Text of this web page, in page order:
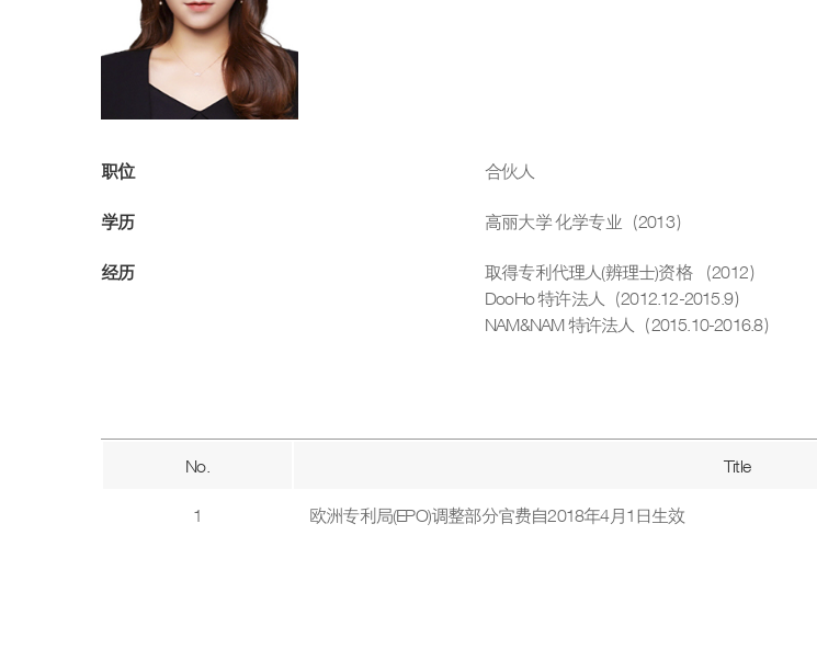
职位 合伙人
学历 高丽大学 化学专业（2013）
经历
取得专利代理人(辨理士)资格 （2012）
DooHo 特许法人（2012.12-2015.9）
NAM&NAM 特许法人（2015.10-2016.8）
No. Title
1 欧洲专利局(EPO)调整部分官费自2018年4月1日生效